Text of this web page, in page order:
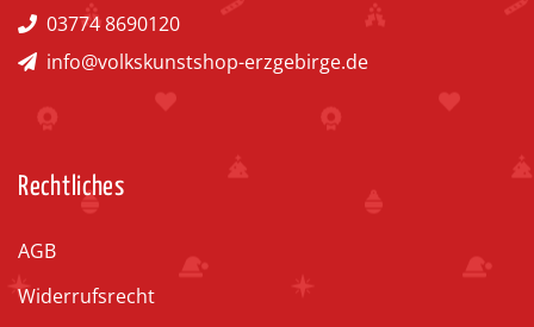
03774 8690120
info@volkskunstshop-erzgebirge.de
Rechtliches
AGB
Widerrufsrecht